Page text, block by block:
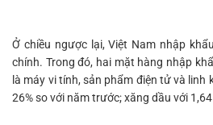
Ở chiều ngược lại, Việt Nam nhập
chính. Trong đó, hai mặt hàng nhập
là máy vi tính, sản phẩm điện tử và linh
26% so với năm trước; xăng dầu với 1,64